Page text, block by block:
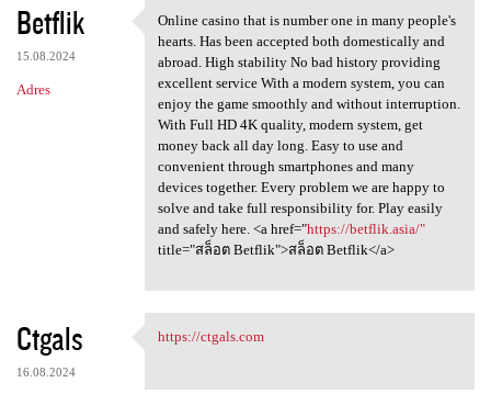
Betflik
15.08.2024
Adres
Online casino that is number
Online casino that is number one in many people's
hearts. Has been accepted both domestically and
abroad. High stability No bad history providing
excellent service With a modern system, you can
enjoy the game smoothly and without interruption.
With Full HD 4K quality, modern system, get
money back all day long. Easy to use and
convenient through smartphones and many
devices together. Every problem we are happy to
solve and take full responsibility for. Play easily
and safely here. <a href="https://betflik.asia/"
title="สล็อต Betflik">สล็อต Betflik</a>
Ctgals
16.08.2024
https://ctgals.com
https://ctgals.com